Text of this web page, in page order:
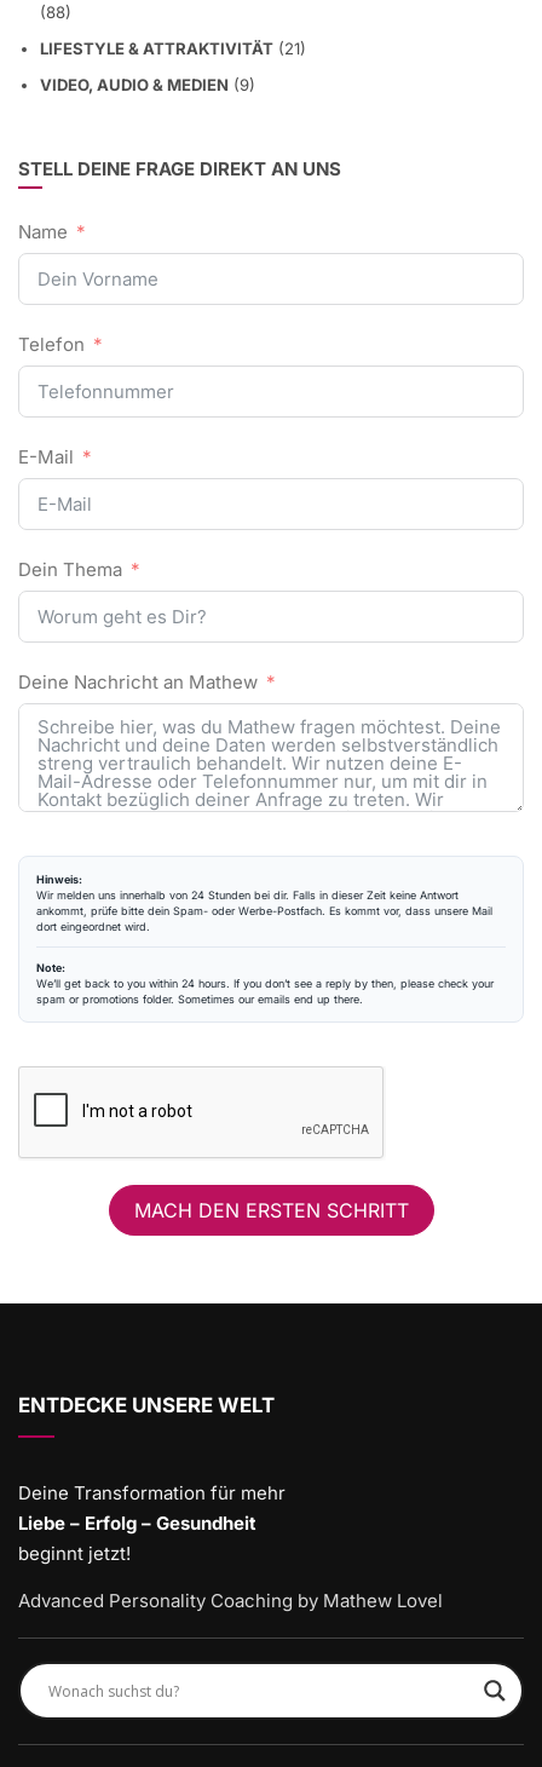
(88)
LIFESTYLE & ATTRAKTIVITÄT (21)
VIDEO, AUDIO & MEDIEN (9)
STELL DEINE FRAGE DIREKT AN UNS
Name
Telefon
E-Mail
Dein Thema
Deine Nachricht an Mathew
Hinweis:
Wir melden uns innerhalb von 24 Stunden bei dir. Falls in dieser Zeit keine Antwort
ankommt, prüfe bitte dein Spam- oder Werbe-Postfach. Es kommt vor, dass unsere Mail
dort eingeordnet wird.
Note:
We’ll get back to you within 24 hours. If you don’t see a reply by then, please check your
spam or promotions folder. Sometimes our emails end up there.
MACH DEN ERSTEN SCHRITT
ENTDECKE UNSERE WELT
Deine Transformation für mehr
Liebe – Erfolg – Gesundheit
beginnt jetzt!
Advanced Personality Coaching by Mathew Lovel